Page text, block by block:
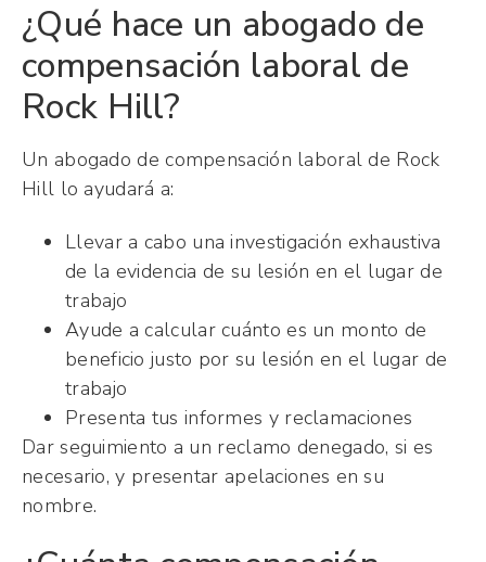
¿Qué hace un abogado de
compensación laboral de
Rock Hill?
Un abogado de compensación laboral de Rock
Hill lo ayudará a:
Llevar a cabo una investigación exhaustiva
de la evidencia de su lesión en el lugar de
trabajo
Ayude a calcular cuánto es un monto de
beneficio justo por su lesión en el lugar de
trabajo
Presenta tus informes y reclamaciones
Dar seguimiento a un reclamo denegado, si es
necesario, y presentar apelaciones en su
nombre.